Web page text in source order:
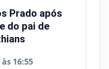
Prado após
do pai de
16:55